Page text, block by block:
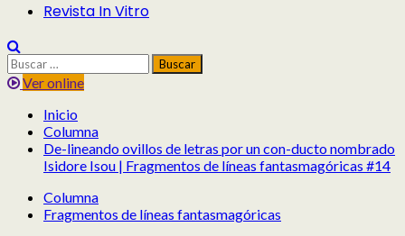
Revista In Vitro
Buscar:
Ver online
Inicio
Columna
De-lineando ovillos de letras por un con-ducto nombrado
Isidore Isou | Fragmentos de líneas fantasmagóricas #14
Columna
Fragmentos de líneas fantasmagóricas